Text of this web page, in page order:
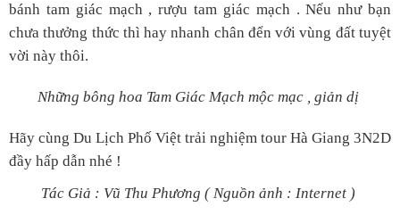
bánh tam giác mạch , rượu tam giác mạch . Nếu như bạn
chưa thưởng thức thì hay nhanh chân đển với vùng đất tuyệt
vời này thôi.
Những bông hoa Tam Giác Mạch mộc mạc , giản dị
Hãy cùng Du Lịch Phố Việt trải nghiệm tour Hà Giang 3N2D
đầy hấp dẫn nhé !
Tác Giả : Vũ Thu Phương ( Nguồn ảnh : Internet )